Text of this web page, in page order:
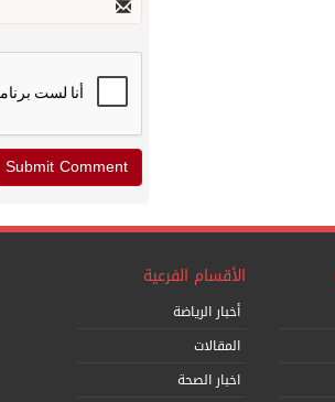
الأقسام الفرعية
أخبار الرياضة
المقالات
اخبار الصحة